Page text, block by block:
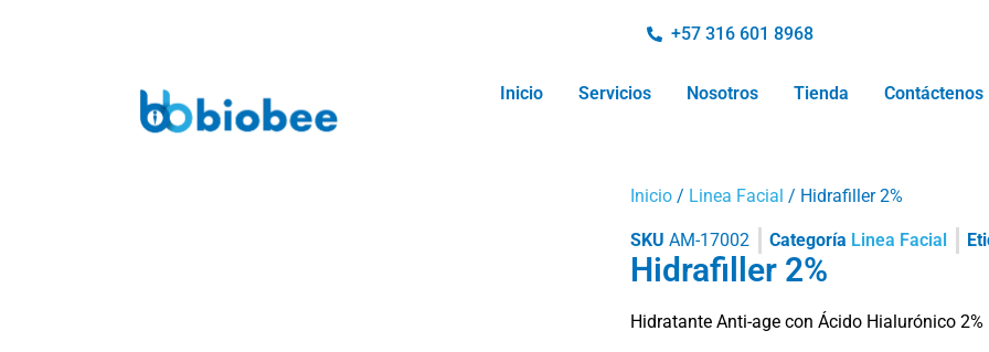
+57 316 601 8968
Inicio Servicios Nosotros Tienda Contáctenos
Inicio / Linea Facial / Hidrafiller 2%
SKUAM-17002 Categoría Linea Facial
Hidrafiller 2%
Hidratante Anti-age con Ácido Hialurónico 2%